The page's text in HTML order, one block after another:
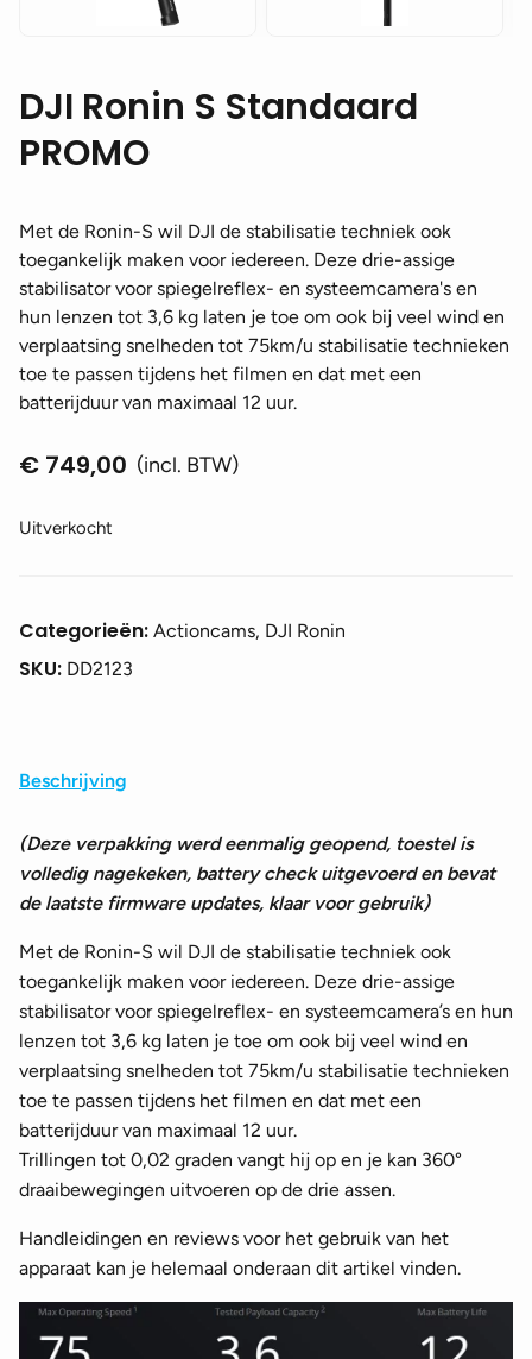
DJI Ronin S Standaard
PROMO
Met de Ronin-S wil DJI de stabilisatie techniek ook
toegankelijk maken voor iedereen. Deze drie-assige
stabilisator voor spiegelreflex- en systeemcamera's en
hun lenzen tot 3,6 kg laten je toe om ook bij veel wind en
verplaatsing snelheden tot 75km/u stabilisatie technieken
toe te passen tijdens het filmen en dat met een
batterijduur van maximaal 12 uur.
€ 749,00 (incl. BTW)
Uitverkocht
Categorieën: Actioncams, DJI Ronin
SKU: DD2123
Beschrijving
(Deze verpakking werd eenmalig geopend, toestel is
volledig nagekeken, battery check uitgevoerd en bevat
de laatste firmware updates, klaar voor gebruik)
Met de Ronin-S wil DJI de stabilisatie techniek ook
toegankelijk maken voor iedereen. Deze drie-assige
stabilisator voor spiegelreflex- en systeemcamera’s en hun
lenzen tot 3,6 kg laten je toe om ook bij veel wind en
verplaatsing snelheden tot 75km/u stabilisatie technieken
toe te passen tijdens het filmen en dat met een
batterijduur van maximaal 12 uur.
Trillingen tot 0,02 graden vangt hij op en je kan 360°
draaibewegingen uitvoeren op de drie assen.
Handleidingen en reviews voor het gebruik van het
apparaat kan je helemaal onderaan dit artikel vinden.